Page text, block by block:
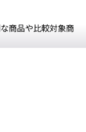
商品や比較対象商